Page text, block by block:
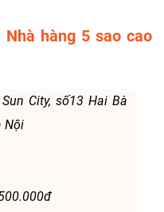
hàng 5 sao cao
City, số13 Hai Bà
Nội